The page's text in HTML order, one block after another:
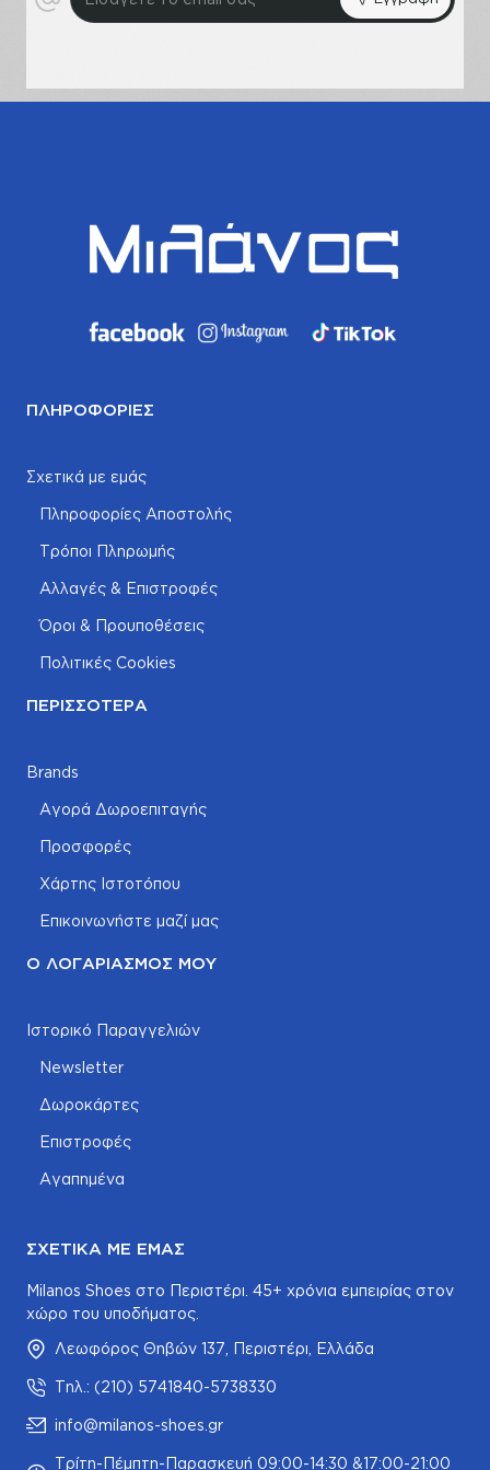
το
email
ΠΛΗΡΟΦΟΡΊΕΣ
Σχετικά με εμάς
Πληροφορίες Αποστολής
Τρόποι Πληρωμής
Αλλαγές & Επιστροφές
Όροι & Προυποθέσεις
Πολιτικές Cookies
ΠΕΡΙΣΣΌΤΕΡΑ
Brands
Αγορά Δωροεπιταγής
Προσφορές
Χάρτης Ιστοτόπου
Επικοινωνήστε μαζί μας
Ο ΛΟΓΑΡΙΑΣΜΌΣ ΜΟΥ
Ιστορικό Παραγγελιών
Newsletter
Δωροκάρτες
Επιστροφές
Αγαπημένα
ΣΧΕΤΙΚΆ ΜΕ ΕΜΆΣ
Milanos Shoes στο Περιστέρι. 45+ χρόνια εμπειρίας στον
χώρο του υποδήματος.
Λεωφόρος Θηβών 137, Περιστέρι, Ελλάδα
Τηλ.: (210) 5741840-5738330
info@milanos-shoes.gr
Τρίτη-Πέμπτη-Παρασκευή 09:00-14:30 &17:00-21:00